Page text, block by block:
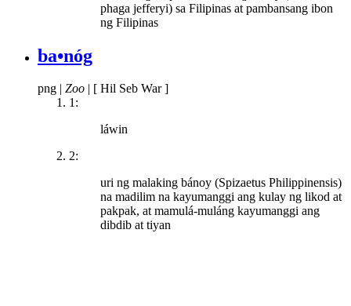
phaga jefferyi) sa Filipinas at pambansang ibon
ng Filipinas
ba•nóg
png | Zoo | [ Hil Seb War ]
1:
láwin
2:
uri ng malaking bánoy (Spizaetus Philippinensis)
na madilim na kayumanggi ang kulay ng likod at
pakpak, at mamulá-muláng kayumanggi ang
dibdib at tiyan